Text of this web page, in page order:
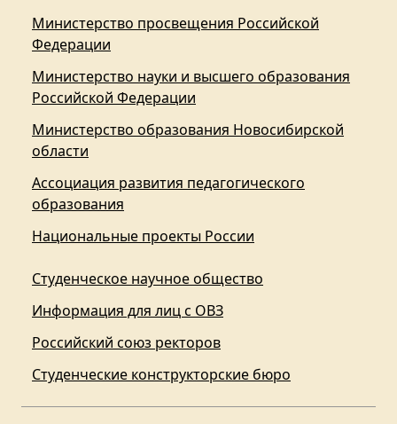
Министерство просвещения Российской
Федерации
Министерство науки и высшего образования
Российской Федерации
Министерство образования Новосибирской
области
Ассоциация развития педагогического
образования
Национальные проекты России
Студенческое научное общество
Информация для лиц с ОВЗ
Российский союз ректоров
Студенческие конструкторские бюро